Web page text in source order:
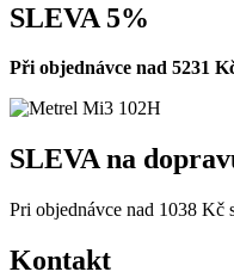
SLEVA 5%
Při objednávce nad 5231
SLEVA na
Pri objednávce nad 1038 Kč
Kontakt